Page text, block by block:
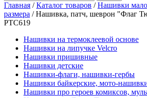
Главная /Каталог товаров /Нашивки
размера /Нашивка, патч, шеврон "Флаг
PTC619
Нашивки на термоклеевой основе
Нашивки на липучке Velcro
Нашивки пришивные
Нашивки детские
Нашивки-флаги, нашивки-гербы
Нашивки байкерские, мото-
Нашивки про героев комиксов,